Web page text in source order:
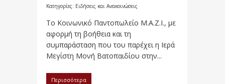
Κατηγορίες: Ειδήσεις και Ανακοινώσεις
Το Κοινωνικό Παντοπωλείο Μ.Α.Ζ.Ι., με
αφορμή τη βοήθεια και τη
συμπαράσταση που του παρέχει η Ιερά
Μεγίστη Μονή Βατοπαιδίου στην...
Περισσότερα